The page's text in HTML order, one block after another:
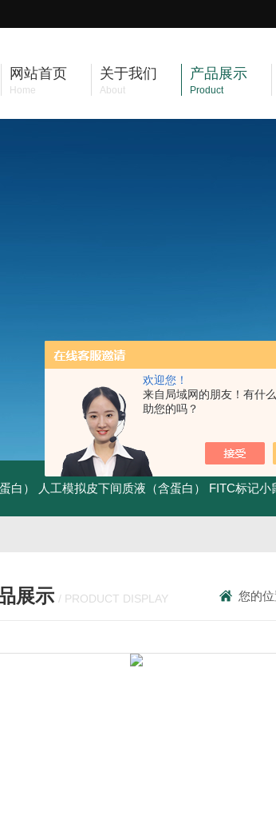
欢迎您！
来自局域网的朋友！有什
助您的吗？
网站首页
Home
关于我们
About
产品展示
Product
白） 人工模拟皮下间质液（含蛋白） FITC标记小
展示 / PRODUCT DISPLAY 您的